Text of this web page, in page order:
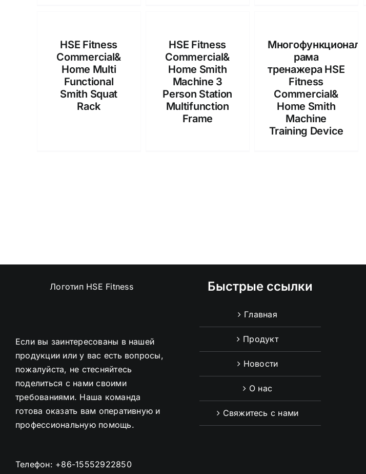
HSE Fitness
Commercial&
Home Multi
Functional
Smith Squat
Rack
HSE Fitness
Commercial&
Home Smith
Machine 3
Person Station
Multifunction
Frame
рама
тренажера HSE
Fitness
Commercial&
Home Smith
Machine
Training Device
Если вы заинтересованы в нашей
продукции или у вас есть вопросы,
пожалуйста, не стесняйтесь
поделиться с нами своими
требованиями. Наша команда
готова оказать вам оперативную и
профессиональную помощь.
Телефон: +86-15552922850
Быстрые ссылки
Главная
Продукт
Новости
О нас
Свяжитесь с нами